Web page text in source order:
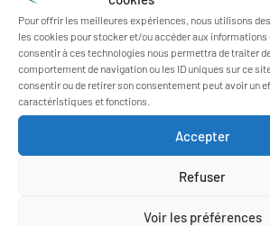
Pour offrir les meilleures expériences, nous utilisons
les cookies pour stocker et/ou accéder aux
consentir à ces technologies nous permettra de traiter
comportement de navigation ou les ID uniques sur ce
consentir ou de retirer son consentement peut avoir un
caractéristiques et fonctions.
Accepter
Refuser
Voir les préférences
On fête la musique aux Oréades